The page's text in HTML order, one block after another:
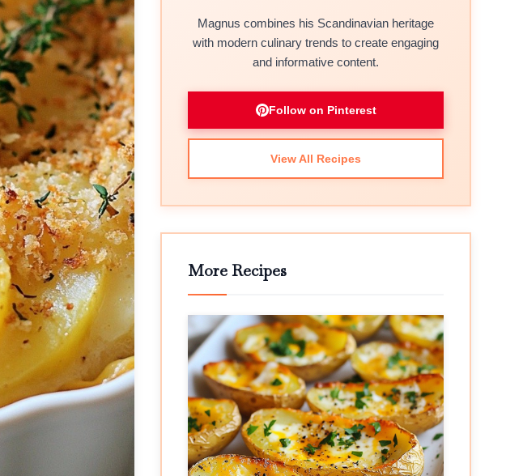
Magnus combines his Scandinavian heritage
with modern culinary trends to create engaging
and informative content.
Follow on Pinterest
View All Recipes
More Recipes